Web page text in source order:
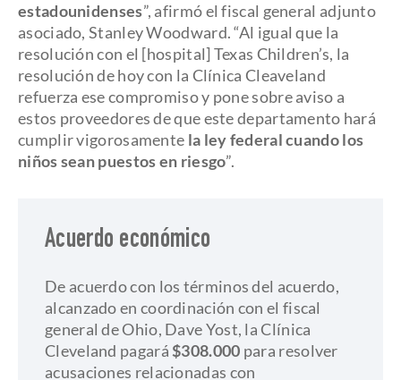
estadounidenses”, afirmó el fiscal general adjunto
asociado, Stanley Woodward. “Al igual que la
resolución con el [hospital] Texas Children’s, la
resolución de hoy con la Clínica Cleaveland
refuerza ese compromiso y pone sobre aviso a
estos proveedores de que este departamento hará
cumplir vigorosamente la ley federal cuando los
niños sean puestos en riesgo”.
Acuerdo económico
De acuerdo con los términos del acuerdo,
alcanzado en coordinación con el fiscal
general de Ohio, Dave Yost, la Clínica
Cleveland pagará $308.000 para resolver
acusaciones relacionadas con